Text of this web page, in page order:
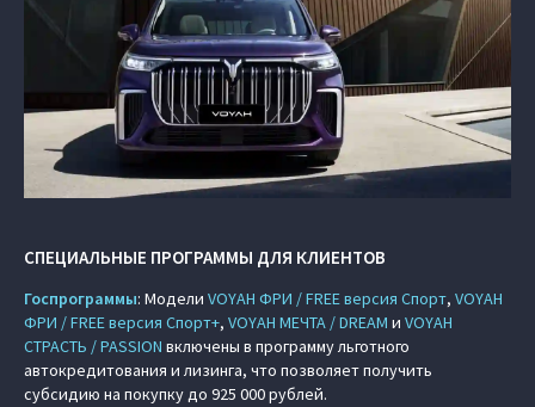
СПЕЦИАЛЬНЫЕ ПРОГРАММЫ ДЛЯ КЛИЕНТОВ
Госпрограммы: Модели VOYAH ФРИ / FREE версия Спорт, VOYAH
ФРИ / FREE версия Спорт+, VOYAH МЕЧТА / DREAM и VOYAH
СТРАСТЬ / PASSION включены в программу льготного
автокредитования и лизинга, что позволяет получить
субсидию на покупку до 925 000 рублей.